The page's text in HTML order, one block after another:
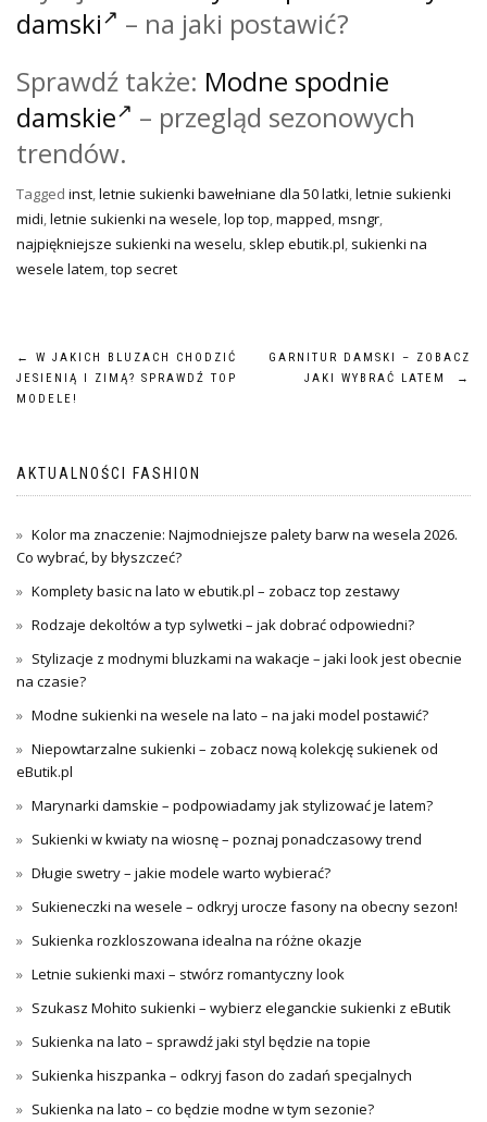
damski
– na jaki postawić?
Sprawdź także: Modne spodnie
damskie
– przegląd sezonowych
trendów.
Tagged inst,letnie sukienki bawełniane dla 50 latki,letnie sukienki
midi,letnie sukienki na wesele,lop top,mapped,msngr,
najpiękniejsze sukienki na weselu, sklep ebutik.pl, sukienki na
wesele latem,top secret
Nawigacja
wpisu
←
W JAKICH BLUZACH CHODZIĆ
JESIENIĄ I ZIMĄ? SPRAWDŹ TOP
MODELE!
GARNITUR DAMSKI – ZOBACZ
JAKI WYBRAĆ LATEM
→
AKTUALNOŚCI FASHION
Kolor ma znaczenie: Najmodniejsze palety barw na wesela 2026.
Co wybrać, by błyszczeć?
Komplety basic na lato w ebutik.pl – zobacz top zestawy
Rodzaje dekoltów a typ sylwetki – jak dobrać odpowiedni?
Stylizacje z modnymi bluzkami na wakacje – jaki look jest obecnie
na czasie?
Modne sukienki na wesele na lato – na jaki model postawić?
Niepowtarzalne sukienki – zobacz nową kolekcję sukienek od
eButik.pl
Marynarki damskie – podpowiadamy jak stylizować je latem?
Sukienki w kwiaty na wiosnę – poznaj ponadczasowy trend
Długie swetry – jakie modele warto wybierać?
Sukieneczki na wesele – odkryj urocze fasony na obecny sezon!
Sukienka rozkloszowana idealna na różne okazje
Letnie sukienki maxi – stwórz romantyczny look
Szukasz Mohito sukienki – wybierz eleganckie sukienki z eButik
Sukienka na lato – sprawdź jaki styl będzie na topie
Sukienka hiszpanka – odkryj fason do zadań specjalnych
Sukienka na lato – co będzie modne w tym sezonie?